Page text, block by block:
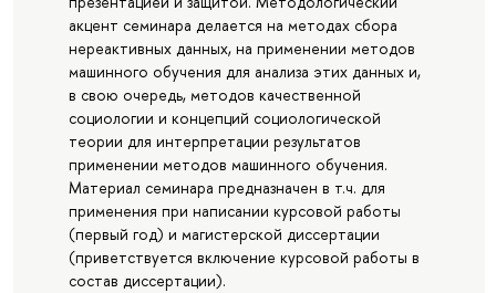
акцент семинара делается на методах сбора
нереактивных данных, на применении методов
машинного обучения для анализа этих данных и,
в свою очередь, методов качественной
социологии и концепций социологической
теории для интерпретации результатов
применении методов машинного обучения.
Материал семинара предназначен в т.ч. для
применения при написании курсовой работы
(первый год) и магистерской диссертации
(приветствуется включение курсовой работы в
состав диссертации).